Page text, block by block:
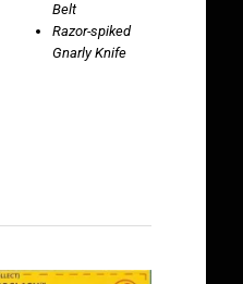
Belt
Razor-spiked
Gnarly Knife